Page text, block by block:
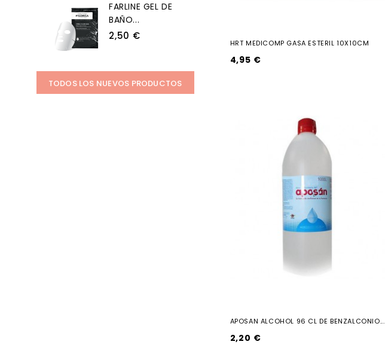
FARLINE GEL DE
BAÑO...
2,50 €
TODOS LOS NUEVOS PRODUCTOS
HRT MEDICOMP GASA ESTERIL 10X10CM
4,95 €
APOSAN ALCOHOL 96 CL DE BENZALCONIO...
2,20 €